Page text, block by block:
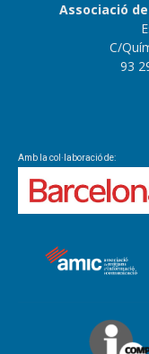
Associació
C/
93
Amb la col·laboració de: